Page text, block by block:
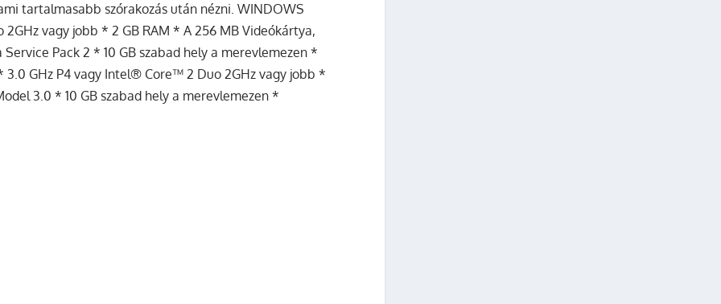
tartalmasabb szórakozás után nézni. WINDOWS
vagy jobb * 2 GB RAM * A 256 MB Videókártya,
Pack 2 * 10 GB szabad hely a merevlemezen *
GHz P4 vagy Intel® Core™ 2 Duo 2GHz vagy jobb *
3.0 * 10 GB szabad hely a merevlemezen *